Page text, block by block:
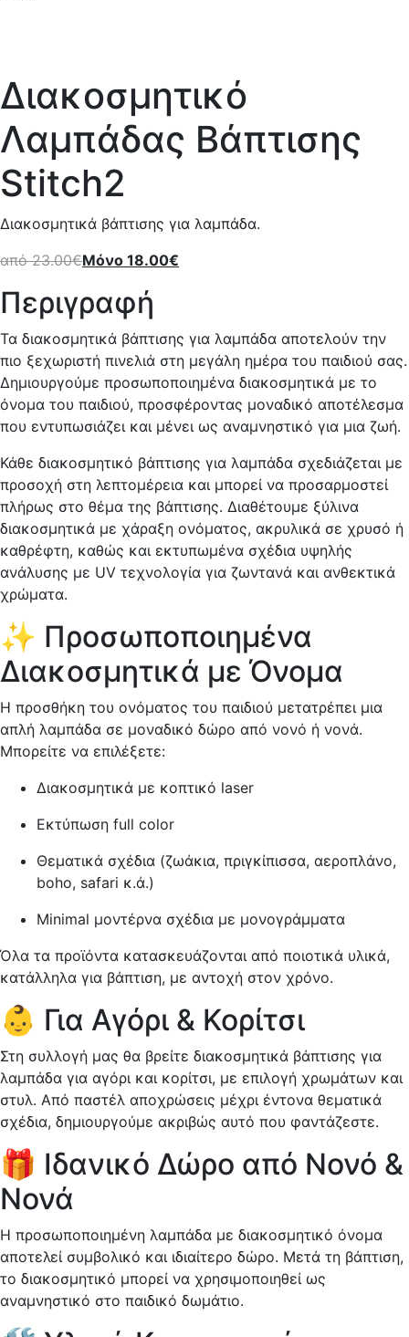
Διακοσμητικό
Λαμπάδας Βάπτισης
Stitch2
Διακοσμητικά βάπτισης για λαμπάδα.
από 23.00€Μόνο 18.00€
Περιγραφή
Τα διακοσμητικά βάπτισης για λαμπάδα αποτελούν την
πιο ξεχωριστή πινελιά στη μεγάλη ημέρα του παιδιού σας.
Δημιουργούμε προσωποποιημένα διακοσμητικά με το
όνομα του παιδιού, προσφέροντας μοναδικό αποτέλεσμα
που εντυπωσιάζει και μένει ως αναμνηστικό για μια ζωή.
Κάθε διακοσμητικό βάπτισης για λαμπάδα σχεδιάζεται με
προσοχή στη λεπτομέρεια και μπορεί να προσαρμοστεί
πλήρως στο θέμα της βάπτισης. Διαθέτουμε ξύλινα
διακοσμητικά με χάραξη ονόματος, ακρυλικά σε χρυσό ή
καθρέφτη, καθώς και εκτυπωμένα σχέδια υψηλής
ανάλυσης με UV τεχνολογία για ζωντανά και ανθεκτικά
χρώματα.
✨ Προσωποποιημένα
Διακοσμητικά με Όνομα
Η προσθήκη του ονόματος του παιδιού μετατρέπει μια
απλή λαμπάδα σε μοναδικό δώρο από νονό ή νονά.
Μπορείτε να επιλέξετε:
Διακοσμητικά με κοπτικό laser
Εκτύπωση full color
Θεματικά σχέδια (ζωάκια, πριγκίπισσα, αεροπλάνο,
boho, safari κ.ά.)
Minimal μοντέρνα σχέδια με μονογράμματα
Όλα τα προϊόντα κατασκευάζονται από ποιοτικά υλικά,
κατάλληλα για βάπτιση, με αντοχή στον χρόνο.
👶 Για Αγόρι & Κορίτσι
Στη συλλογή μας θα βρείτε διακοσμητικά βάπτισης για
λαμπάδα για αγόρι και κορίτσι, με επιλογή χρωμάτων και
στυλ. Από παστέλ αποχρώσεις μέχρι έντονα θεματικά
σχέδια, δημιουργούμε ακριβώς αυτό που φαντάζεστε.
🎁 Ιδανικό Δώρο από Νονό &
Νονά
Η προσωποποιημένη λαμπάδα με διακοσμητικό όνομα
αποτελεί συμβολικό και ιδιαίτερο δώρο. Μετά τη βάπτιση,
το διακοσμητικό μπορεί να χρησιμοποιηθεί ως
αναμνηστικό στο παιδικό δωμάτιο.